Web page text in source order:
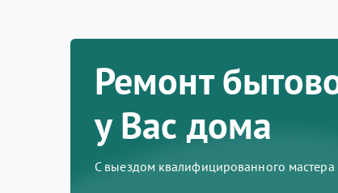
Ремонт
у Вас дома
С выездом квалифицированного мастера